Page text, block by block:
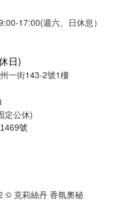
17:00(週六、日休息）
日)
一街143-2號1樓
定公休)
號
© 克莉絲丹 香氛奧秘